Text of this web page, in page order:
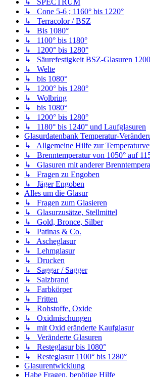
↳ Cone 5-6 ; 1160° bis 1220°
↳ Terracolor / BSZ
↳ Bis 1080°
↳ 1100° bis 1180°
↳ 1200° bis 1280°
↳ Säurefestigkeit BSZ-Glasuren
↳ Welte
↳ bis 1080°
↳ 1200° bis 1280°
↳ Wolbring
↳ bis 1080°
↳ 1200° bis 1280°
↳ 1180° bis 1240° und Laufglasuren
Glasurdatenbank Temperatur-
↳ Allgemeine Hilfe zur
↳ Brenntemperatur von 1050° auf
↳ Glasuren mit anderer
↳ Fragen zu Engoben
↳ Jäger Engoben
Alles um die Glasur
↳ Fragen zum Glasieren
↳ Glasurzusätze, Stellmittel
↳ Gold, Bronce, Silber
↳ Patinas & Co.
↳ Ascheglasur
↳ Lehmglasur
↳ Drucken
↳ Saggar / Sagger
↳ Salzbrand
↳ Farbkörper
↳ Fritten
↳ Rohstoffe, Oxide
↳ Oxidmischungen
↳ mit Oxid eränderte Kaufglasur
↳ Veränderte Glasuren
↳ Resteglasur bis 1080°
↳ Resteglasur 1100° bis 1280°
Glasurentwicklung
Habe Fragen, benötige Hilfe